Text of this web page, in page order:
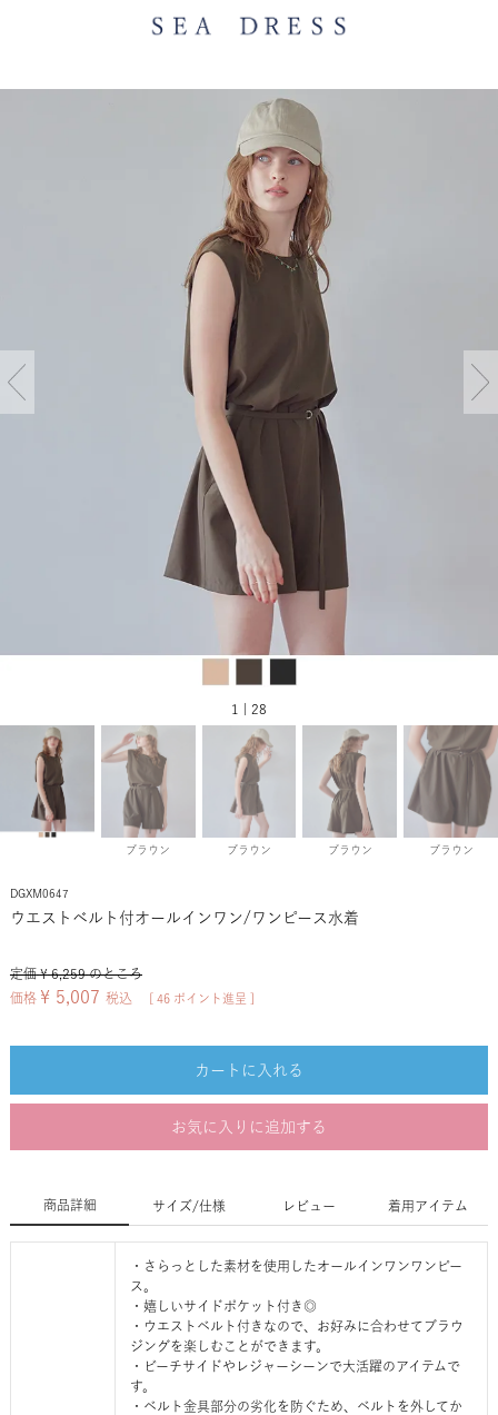
1 | 28
ブラウン ブラウン ブラウン ブラウン
DGXM0647
ウエストベルト付オールインワン/ワンピース水着
定価 ¥ 6,259 のところ
価格 ¥ 5,007 税込 46 ポイント進呈 ]
カートに入れる
お気に入りに追加する
商品詳細 サイズ/仕様 レビュー 着用アイテム
・さらっとした素材を使用したオールインワンワンピー
ス。
・嬉しいサイドポケット付き◎
・ウエストベルト付きなので、お好みに合わせてブラウ
ジングを楽しむことができます。
・ビーチサイドやレジャーシーンで大活躍のアイテムで
す。
・ベルト金具部分の劣化を防ぐため、ベルトを外してか